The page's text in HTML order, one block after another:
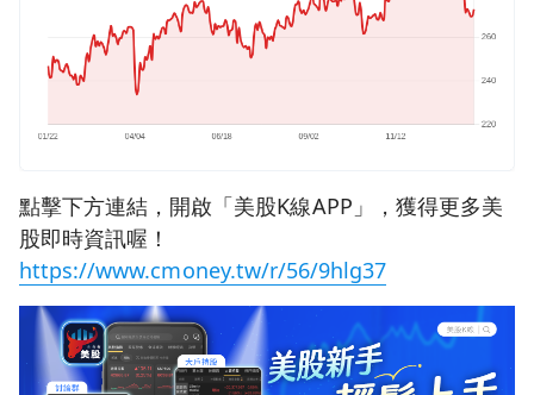
點擊下方連結，開啟「美股K線APP」，獲得更多美
股即時資訊喔！
https://www.cmoney.tw/r/56/9hlg37